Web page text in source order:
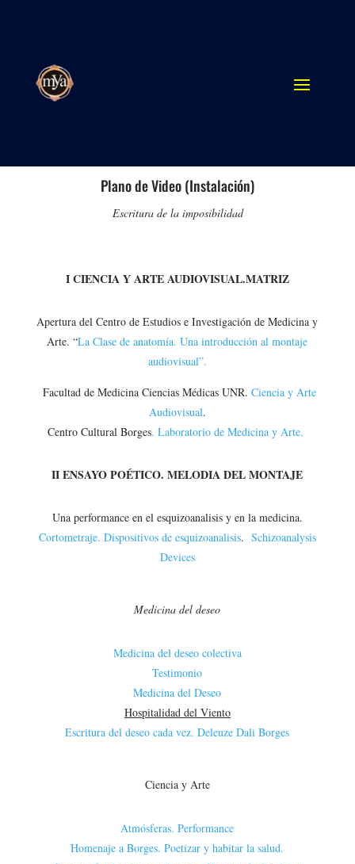
Plano de Video (Instalación)
Escritura de la imposibilidad
I CIENCIA Y ARTE AUDIOVISUAL.MATRIZ
Apertura del Centro de Estudios e Investigación de Medicina y
Arte. “La Clase de anatomía. Una introducción al montaje
audiovisual”.
Facultad de Medicina Ciencias Médicas UNR. Ciencia y Arte
Audiovisual.
Centro Cultural Borges. Laboratorio de Medicina y Arte.
II ENSAYO POÉTICO. MELODIA DEL MONTAJE
Una performance en el esquizoanalisis y en la medicina.
Cortometraje. Dispositivos de esquizoanalisis. Schizoanalysis
Devices
Medicina del deseo
Medicina del deseo colectiva
Testimonio
Medicina del Deseo
Hospitalidad del Viento
Escritura del deseo cada vez. Deleuze Dali Borges
Ciencia y Arte
Atmósferas. Performance
Homenaje a Borges. Poetizar y habitar la salud.